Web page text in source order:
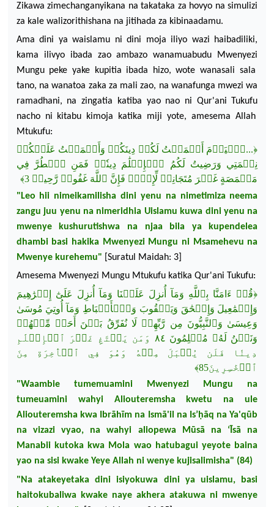
Zikawa zimechanganyikana na takataka za hovyo na simulizi
za kale walizorithishana na jitihada za kibinaadamu.
Amadini ya waislamu ni dini moja iliyo wazi haibadiliki,
kama
ilivyo ibada zao ambazo wanamuabudu
Mwenyezi
Mungu peke yake kupitia ibada hizo,wote wanasali sala
tano, na wanatoa zaka za mali zao, na wanafunga mwezi wa
ramadhani, na zingatia katiba yaonao ni Qur'ani Tukufu
nacho ni kitabu kimoja katika miji yote, amesema Allah
Mtukufu:
﴿...ٱلۡيَوۡمَ أَكۡمَلۡتُ لَكُمۡ دِينَكُمۡ وَأَتۡمَمۡتُ عَلَيۡكُمۡ
نِعۡمَتِي وَرَضِيتُ لَكُمُ ٱلۡإِسۡلَٰمَ دِينٗاۚ فَمَنِ ٱضۡطُرَّ
فِي
مَخۡمَصَةٍ غَيۡرَ مُتَجَانِفٖ لِّإِثۡم ٖ فَإِنَّ ٱللَّهَ غَفُورٞ رَّحِيمٞ ﴾
"Leo hii nimeikamilisha dini yenu na nimetimiza neema
zangu juu yenu na nimeridhia Uislamu kuwa dini yenu na
mwenye
kushurutishwa na njaa bila ya
kupendelea
dhambi basi hakika Mwenyezi Mungu ni Msamehevu na
Mwenye kurehemu" Suratul Maidah: 3]
Amesema Mwenyezi Mungu Mtukufu katika Qur'ani Tukufu:
﴿قُلۡ ءَامَنَّا بِٱللَّهِ وَمَآ أُنزِلَ عَلَيۡنَا وَمَآ أُنزِلَ عَلَىٰٓ
إِبۡرَٰهِيمَ
وَإِسۡمَٰعِيلَ وَإِسۡحَٰقَ وَيَعۡقُوبَ وَٱلۡأَسۡبَاطِ وَمَآ أُوتِيَ مُوسَىٰ
وَعِيسَىٰ وَٱلنَّبِيُّونَ مِن رَّبِّهِمۡ لَا نُفَرِّقُبَيۡنَ أَحَدٖ مِّنۡهُمۡ
وَنَحۡنُ لَهُۥ مُسۡلِمُونَ يَبۡتَغِ غَيۡرَ
ٱلۡإِسۡلَٰمِ
دِينٗا
فَلَن يُقۡبَلَ مِنۡهُ وَهُوَ فِي ٱلۡأٓخِرَةِ
مِنَ
ٱلۡخَٰسِرِينَ85
﴾
"Waambie tumemuamini Mwenyezi Mungu
na
tumeuamini
wahyi Aliouteremsha kwetu na ule
Aliouteremsha kwa Ibrāhīm na Ismā'il na Is’ḥāq na Ya'qūb
na
vizazi vyao, na wahyi aliopewa Mūsā na ‘Īsā
na
Manabii kutoka kwa Mola wao hatubagui yeyote baina
yao na sisi kwakeYeye Allah ni wenye kujisalimisha" (84)
"Na atakeyetaka dini isiyokuwa dini ya uislamu, basi
haitokubaliwa
kwake naye akhera atakuwa ni mwenye